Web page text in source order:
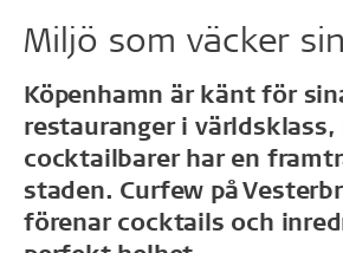
Miljö som väcker
Köpenhamn är känt för
restauranger i världsklass,
cocktailbarer har en
staden. Curfew på
förenar cocktails och